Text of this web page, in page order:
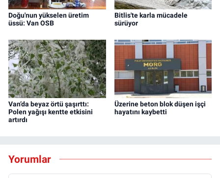
Doğu'nun yükselen üretim
üssü: Van OSB
Bitlis'te karla mücadele
sürüyor
Van’da beyaz örtü şaşırttı:
Polen yağışı kentte etkisini
artırdı
Üzerine beton blok düşen işçi
hayatını kaybetti
Yorumlar